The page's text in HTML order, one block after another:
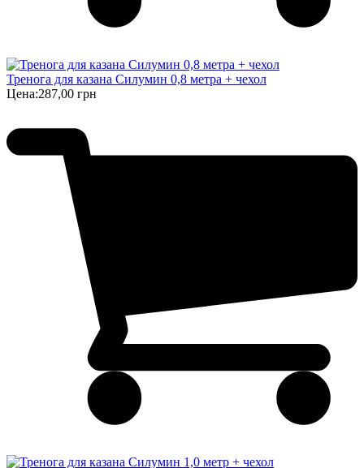
Тренога для казана Силумин 0,8 метра + чехол
Цена:287,00 грн